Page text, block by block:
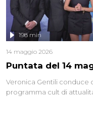
sembra non avere fine.
Puntata del 14
198 min
14 maggio 2026
Veronica Gentili conduce
programma cult di